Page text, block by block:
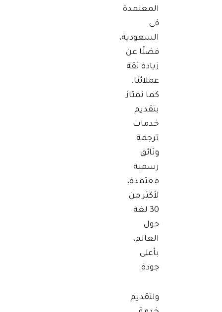
المعتمدة
في
السعودية،
فضلًا عن
زيادة ثقة
عملائنا.
كما نمتاز
بتقديم
خدمات
ترجمة
وثائق
رسمية
معتمدة،
لأكثر من
30 لغة
حول
العالم،
بأعلى
جودة.
ولتقديم